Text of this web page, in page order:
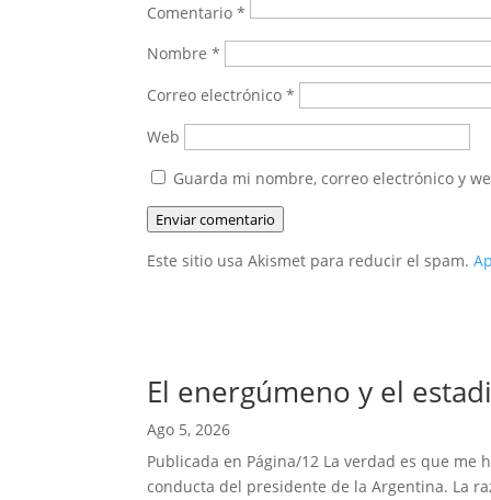
Comentario*
Nombre*
Correo electrónico*
Web
Guarda mi nombre, correo electrónico y
Enviar comentario
Este sitio usa Akismet para reducir el spam.
El energúmeno y el
Ago 5, 2026
Publicada en Página/12 La verdad es que
conducta del presidente de la Argentina. La